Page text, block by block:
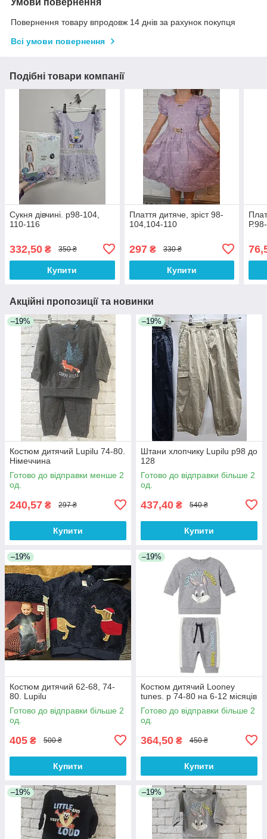
Умови повернення
Повернення товару впродовж 14 днів за рахунок покупця
Всі умови повернення
Подібні товари компанії
Сукня дівчині. р98-104,
110-116
332,50 ₴ 350 ₴
Купити
Плаття дитяче, зріст 98-
104,104-110
297₴ 330 ₴
Купити
Акційні пропозиції та новинки
–19%
Костюм дитячий Lupilu 74-80.
Німеччина
Готово до відправки менше 2
од.
240,57 ₴ 297 ₴
Купити
–19%
Штани хлопчику Lupilu р98 до
128
Готово до відправки більше 2
од.
437,40 ₴ 540 ₴
Купити
–19%
Костюм дитячий 62-68, 74-
80. Lupilu
Готово до відправки більше 2
од.
405 ₴ 500 ₴
Купити
–19%
Костюм дитячий Looney
tunes. р 74-80 на 6-12 місяців
Готово до відправки більше 2
од.
364,50 ₴ 450 ₴
Купити
–19% –19%